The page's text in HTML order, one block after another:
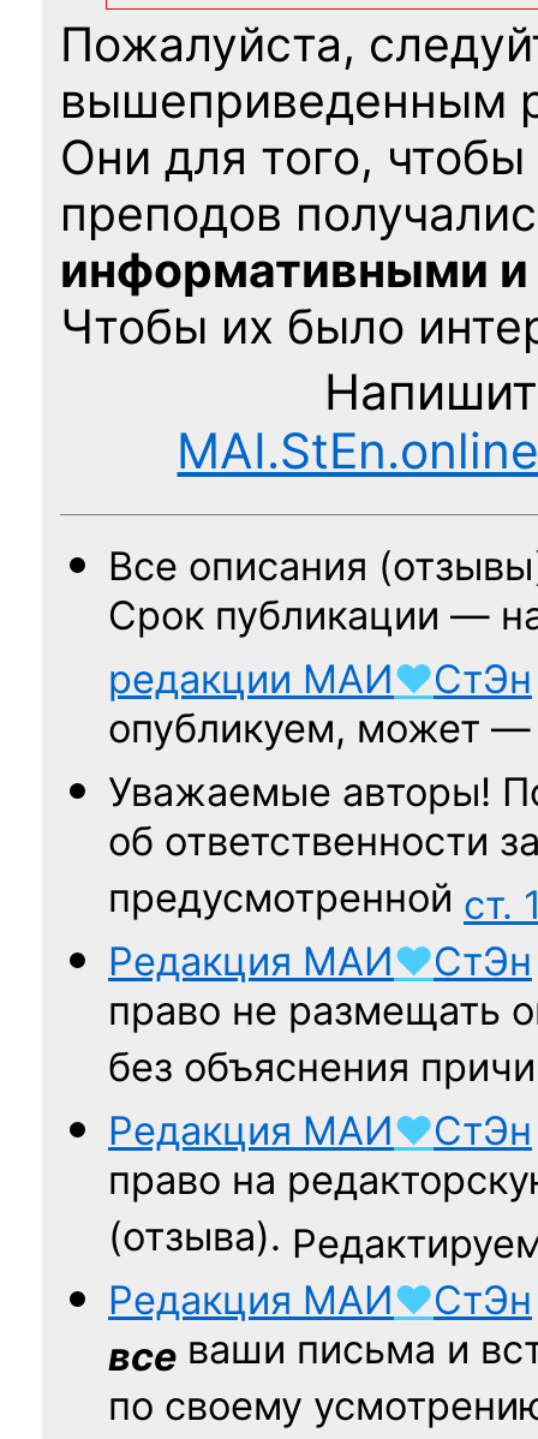
Пожалуйста,
вышеприведенным
Они для того,
преподов
информативными
Чтобы их было
Все описания
Срок публикации —
редакции МАИ♥СтЭн
опубликуем, может
Уважаемые авторы!
об ответственности
предусмотренной ст.
Редакция МАИ♥СтЭн
право не размещать
без объяснения
Редакция МАИ♥СтЭн
право на
(отзыва).
Редакция МАИ♥СтЭн
все ваши письма и
по своему